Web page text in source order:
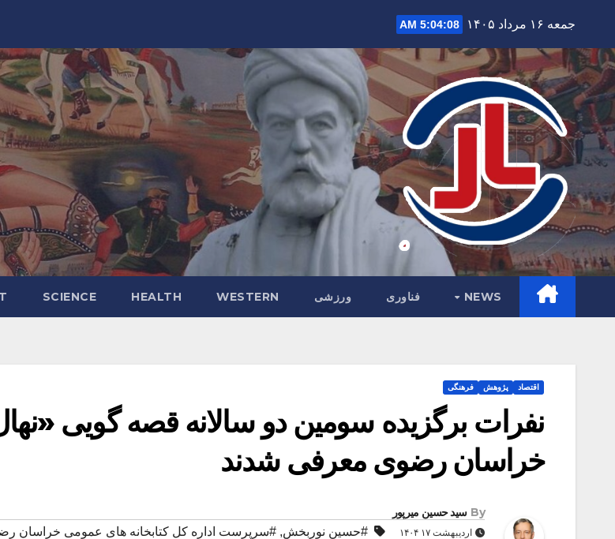
content
جمعه ۱۶ مرداد ۱۴۰۵ 5:04:09 AM
NEWS فناوری ورزشی WESTERN
HEALTH
SCIENCE
اقتصاد پژوهش فرهنگی
نفرات برگزیده سومین دو سالانه قصه گویی
خراسان رضوی معرفی شدند
By سید حسین میرپور
اردیبهشت ۱۷ ۱۴۰۴ #حسین نوربخش, #سرپرست اداره کل کتابخانه های عمومی خراسان